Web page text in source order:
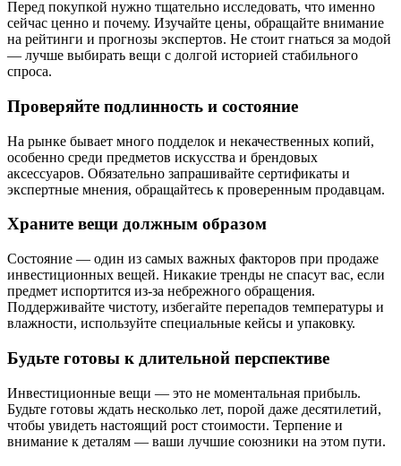
Перед покупкой нужно тщательно исследовать, что именно
сейчас ценно и почему. Изучайте цены, обращайте внимание
на рейтинги и прогнозы экспертов. Не стоит гнаться за модой
— лучше выбирать вещи с долгой историей стабильного
спроса.
Проверяйте подлинность и состояние
На рынке бывает много подделок и некачественных копий,
особенно среди предметов искусства и брендовых
аксессуаров. Обязательно запрашивайте сертификаты и
экспертные мнения, обращайтесь к проверенным продавцам.
Храните вещи должным образом
Состояние — один из самых важных факторов при продаже
инвестиционных вещей. Никакие тренды не спасут вас, если
предмет испортится из-за небрежного обращения.
Поддерживайте чистоту, избегайте перепадов температуры и
влажности, используйте специальные кейсы и упаковку.
Будьте готовы к длительной перспективе
Инвестиционные вещи — это не моментальная прибыль.
Будьте готовы ждать несколько лет, порой даже десятилетий,
чтобы увидеть настоящий рост стоимости. Терпение и
внимание к деталям — ваши лучшие союзники на этом пути.